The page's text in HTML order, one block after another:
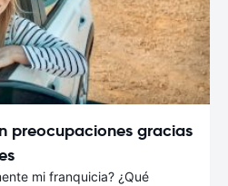
preocupaciones gracias
mi franquicia? ¿Qué